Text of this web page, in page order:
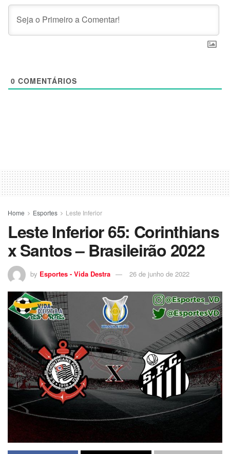
0 COMENTÁRIOS
Home Esportes Leste Inferior
Leste Inferior 65: Corinthians
x Santos – Brasileirão 2022
by Esportes - Vida Destra 26 de junho de 2022